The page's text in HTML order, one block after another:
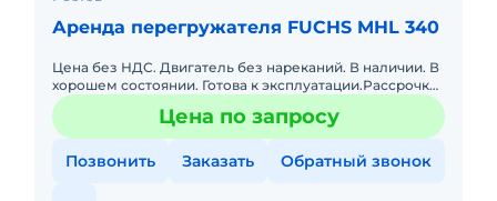
Аренда перегружателя FUCHS MHL 340
Цена без НДС. Двигатель без нареканий. В наличии. В
хорошем состоянии. Готова к эксплуатации.Рассрочка
платежа.
Цена по запросу
Позвонить Заказать Обратный звонок